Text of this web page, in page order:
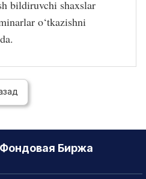
bildiruvchi shaxslar
o‘tkazishni
Биржа